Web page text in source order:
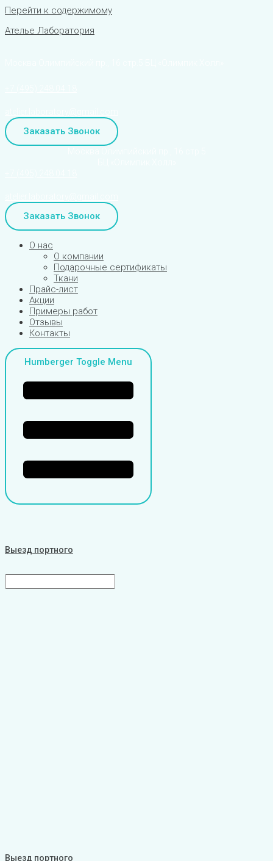
Перейти к содержимому
Ателье Лаборатория
Заказать Звонок
Заказать Звонок
О нас
О компании
Подарочные сертификаты
Ткани
Прайс-лист
Акции
Примеры работ
Отзывы
Контакты
Humberger Toggle Menu
Выезд портного
Выезд портного